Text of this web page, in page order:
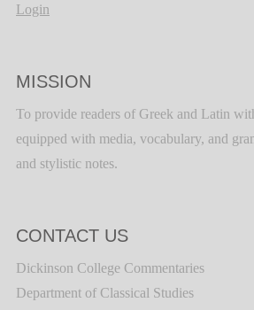
Login
MISSION
To provide readers of Greek and Latin
equipped with media, vocabulary, and
and stylistic notes.
CONTACT US
Dickinson College Commentaries
Department of Classical Studies